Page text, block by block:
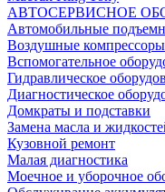
АВТОСЕРВИСНОЕ
Автомобильные
Воздушные компрессоры
Вспомогательное
Гидравлическое
Диагностическое
Домкраты и подставки
Замена масла и
Кузовной ремонт
Малая диагностика
Моечное и уборочное